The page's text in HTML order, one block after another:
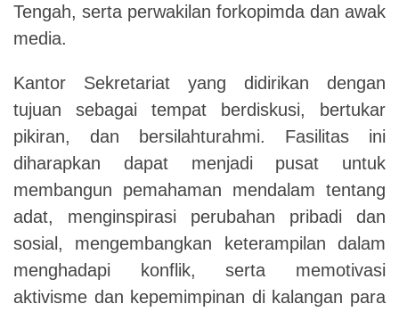
Tengah, serta perwakilan forkopimda dan awak
media.
Kantor Sekretariat yang didirikan dengan
tujuan sebagai tempat berdiskusi, bertukar
pikiran, dan bersilahturahmi. Fasilitas ini
diharapkan dapat menjadi pusat untuk
membangun pemahaman mendalam tentang
adat, menginspirasi perubahan pribadi dan
sosial, mengembangkan keterampilan dalam
menghadapi konflik, serta memotivasi
aktivisme dan kepemimpinan di kalangan para